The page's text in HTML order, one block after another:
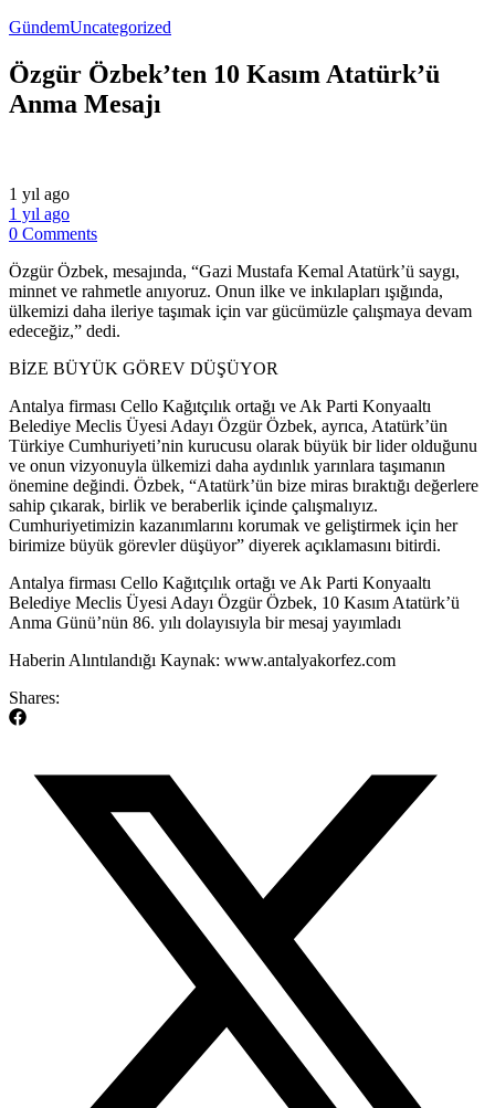
GündemUncategorized
Özgür Özbek’ten 10 Kasım Atatürk’ü
Anma Mesajı
1 yıl ago
1 yıl ago
0 Comments
Özgür Özbek, mesajında, “Gazi Mustafa Kemal Atatürk’ü saygı,
minnet ve rahmetle anıyoruz. Onun ilke ve inkılapları ışığında,
ülkemizi daha ileriye taşımak için var gücümüzle çalışmaya devam
edeceğiz,” dedi.
BİZE BÜYÜK GÖREV DÜŞÜYOR
Antalya firması Cello Kağıtçılık ortağı ve Ak Parti Konyaaltı
Belediye Meclis Üyesi Adayı Özgür Özbek, ayrıca, Atatürk’ün
Türkiye Cumhuriyeti’nin kurucusu olarak büyük bir lider olduğunu
ve onun vizyonuyla ülkemizi daha aydınlık yarınlara taşımanın
önemine değindi. Özbek, “Atatürk’ün bize miras bıraktığı değerlere
sahip çıkarak, birlik ve beraberlik içinde çalışmalıyız.
Cumhuriyetimizin kazanımlarını korumak ve geliştirmek için her
birimize büyük görevler düşüyor” diyerek açıklamasını bitirdi.
​Antalya firması Cello Kağıtçılık ortağı ve Ak Parti Konyaaltı
Belediye Meclis Üyesi Adayı Özgür Özbek, 10 Kasım Atatürk’ü
Anma Günü’nün 86. yılı dolayısıyla bir mesaj yayımladı
​Haberin Alıntılandığı Kaynak: www.antalyakorfez.com
Shares: